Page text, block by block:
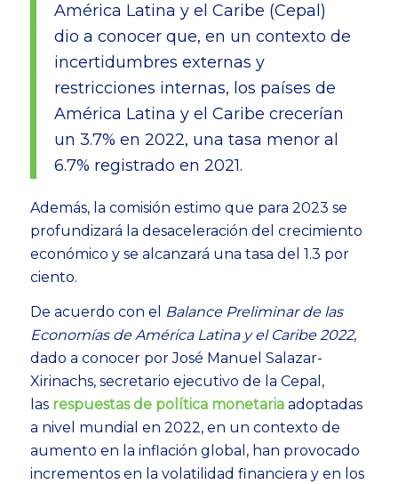
América Latina y el Caribe (Cepal)
dio a conocer que, en un contexto de
incertidumbres externas y
restricciones internas, los países de
América Latina y el Caribe crecerían
un 3.7% en 2022, una tasa menor al
6.7% registrado en 2021.
Además, la comisión estimo que para 2023 se
profundizará la desaceleración del crecimiento
económico y se alcanzará una tasa del 1.3 por
ciento.
De acuerdo con el
Balance Preliminar de las
Economías de América Latina y el Caribe 2022,
dado a conocer por José Manuel Salazar-
Xirinachs, secretario ejecutivo de la Cepal,
las respuestas de política monetariaadoptadas
a nivel mundial en 2022, en un contexto de
aumento en la inflación global, han provocado
incrementos en la volatilidad financiera y en los